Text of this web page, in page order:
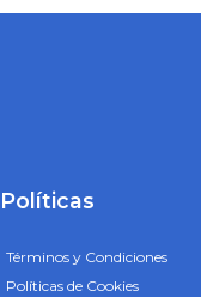
Políticas
Términos y Condiciones
Políticas de Cookies